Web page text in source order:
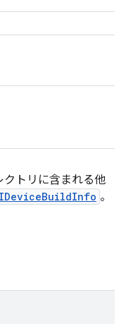
クトリに含まれる他
IDeviceBuildInfo 。